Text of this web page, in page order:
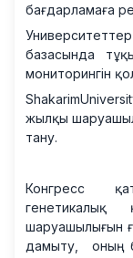
бағдарламаға
базасында
мониторингін
жылқы
тану.
Конгресс
генетикалық
шаруашылығын
дамыту, оның